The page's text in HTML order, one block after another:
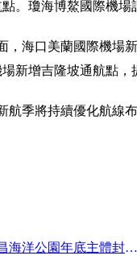
。瓊海博鰲國際機場
海口美蘭國際機場新
新增吉隆坡通航點，
季將持續優化航線布
前一篇：北京海昌海洋公園年底主體封頂 預計2027年建成開放